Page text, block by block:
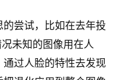
尝试，比如在去年投
未知的图像用在人
过人脸的特性去发现